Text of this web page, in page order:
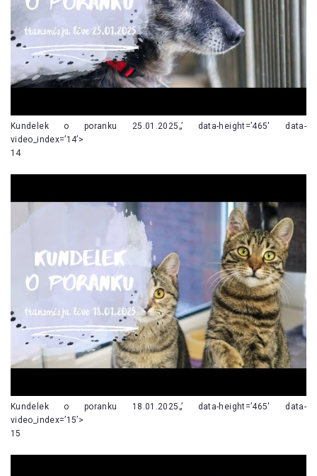
Kundelek o poranku 25.01.2025„’ data-height=’465′ data-
video_index=’14’>
14
Kundelek o poranku 18.01.2025„’ data-height=’465′ data-
video_index=’15’>
15